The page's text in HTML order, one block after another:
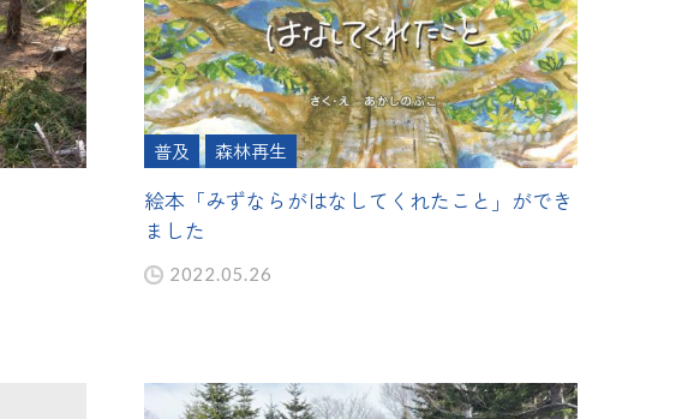
普及 森林再生
絵本「みずならがはなしてくれたこと」ができ
ました
2022.05.26